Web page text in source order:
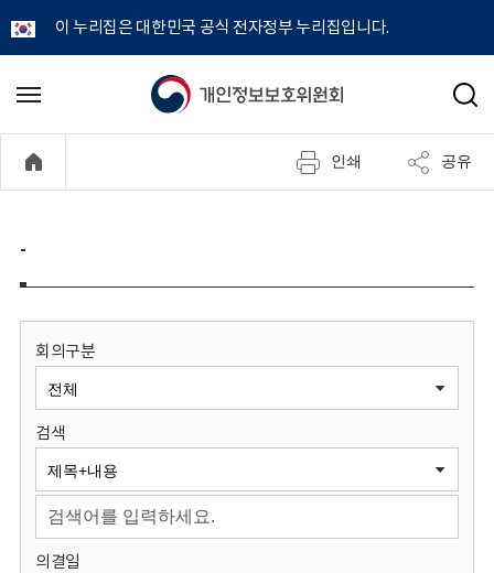
이 누리집은 대한민국 공식 전자정부 누리집입니다.
개
정
보
원
회
메
기
검
인쇄 공유
-
회의구분
검색
의결일